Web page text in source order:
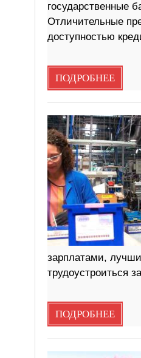
государственные
Отличительные
доступностью
ПОДРОБНЕЕ
зарплатами,
трудоустроиться
ПОДРОБНЕЕ